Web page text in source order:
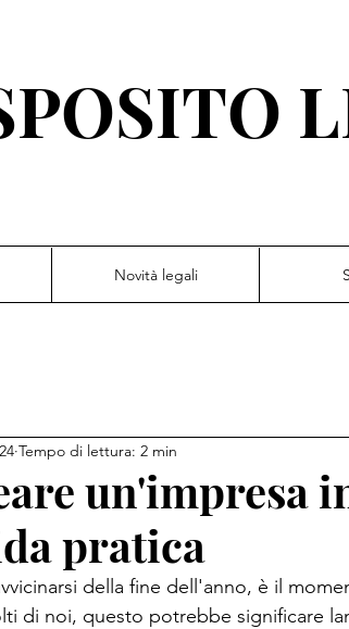
Novità legali
un'impresa
pratica
Tempo di lettura: 2 min
della fine dell'anno, è il
di noi, questo potrebbe significare